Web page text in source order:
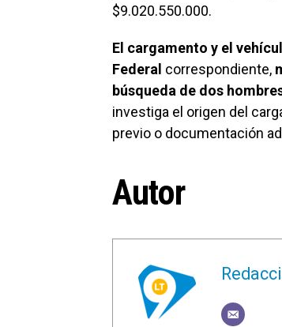
$9.020.550.000.
El cargamento y el
Federal correspondiente,
búsqueda de dos
investiga el origen del
previo o documentación
Autor